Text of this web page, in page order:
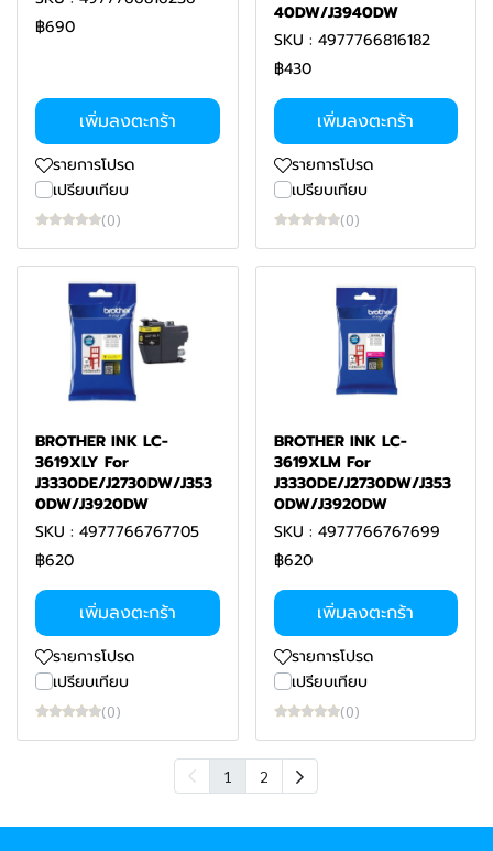
฿690
เพิ่มลงตะกร้า
รายการโปรด
เปรียบเทียบ
(0)
40DW/J3940DW
SKU : 4977766816182
฿430
เพิ่มลงตะกร้า
รายการโปรด
เปรียบเทียบ
(0)
BROTHER INK LC-
3619XLY For
J3330DE/J2730DW/J353
0DW/J3920DW
SKU : 4977766767705
฿620
เพิ่มลงตะกร้า
รายการโปรด
เปรียบเทียบ
(0)
BROTHER INK LC-
3619XLM For
J3330DE/J2730DW/J353
0DW/J3920DW
SKU : 4977766767699
฿620
เพิ่มลงตะกร้า
รายการโปรด
เปรียบเทียบ
(0)
1 2